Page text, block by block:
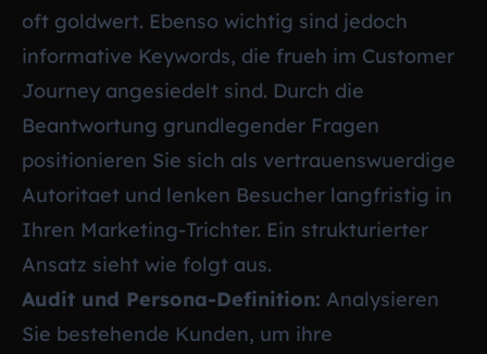
oft goldwert. Ebenso wichtig sind jedoch
informative Keywords, die frueh im Customer
Journey angesiedelt sind. Durch die
Beantwortung grundlegender Fragen
positionieren Sie sich als vertrauenswuerdige
Autoritaet und lenken Besucher langfristig in
Ihren Marketing-Trichter. Ein strukturierter
Ansatz sieht wie folgt aus.
Audit und Persona-Definition: Analysieren
Sie bestehende Kunden, um ihre